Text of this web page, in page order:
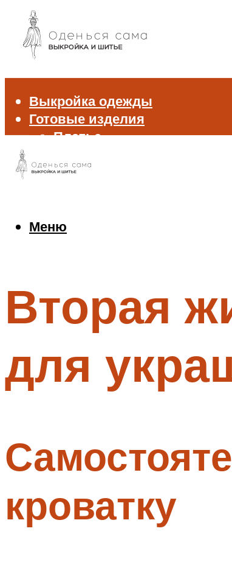
Выкройка одежды
Готовые изделия
Платье
Блуза и рубашка
Джемпер и свитер
Меню
Меню
Вторая
для
кроватку